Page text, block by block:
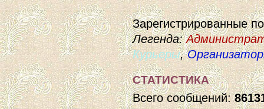
Зарегистрированные
Легенда:
Курьеры,
СТАТИСТИКА
Всего сообщений: